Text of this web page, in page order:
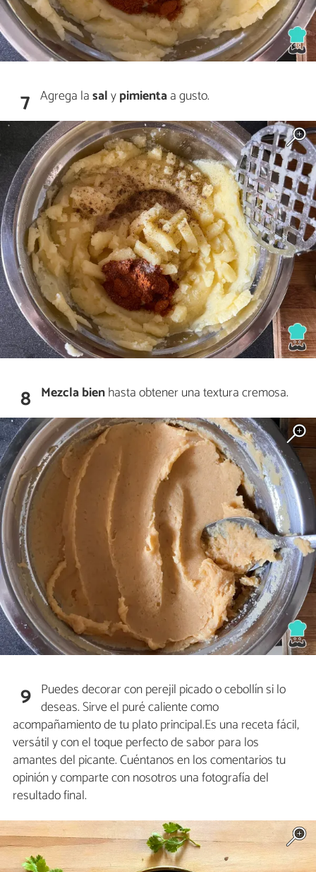
7 Agrega lasalypimientaa gusto.
8 Mezcla bienhasta obtener una textura cremosa.
9 Puedes decorar con perejil picado o cebollín si lo
deseas. Sirve el puré caliente como
acompañamiento de tu plato principal.Es una receta fácil,
versátil y con el toque perfecto de sabor para los
amantes del picante. Cuéntanos en los comentarios tu
opinión y comparte con nosotros una fotografía del
resultado final.